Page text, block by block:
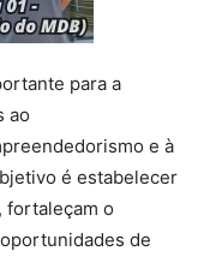
para a
ao
e à
é estabelecer
fortaleçam o
de